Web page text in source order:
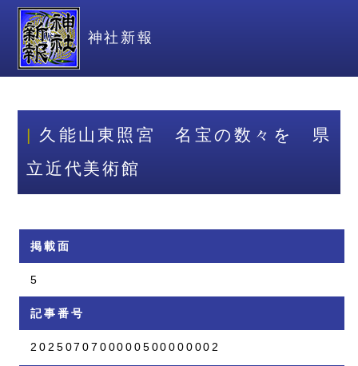
神社新報
久能山東照宮 名宝の数々を 県
立近代美術館
掲載面
5
記事番号
2025070700000500000002